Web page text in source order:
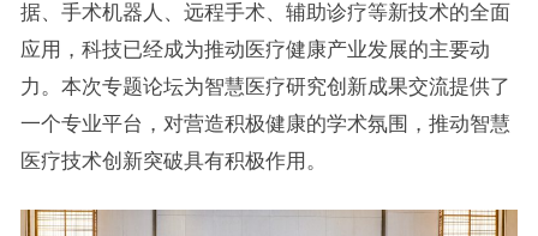
据、手术机器人、远程手术、辅助诊疗等新技术的全面
应用，科技已经成为推动医疗健康产业发展的主要动
力。本次专题论坛为智慧医疗研究创新成果交流提供了
一个专业平台，对营造积极健康的学术氛围，推动智慧
医疗技术创新突破具有积极作用。